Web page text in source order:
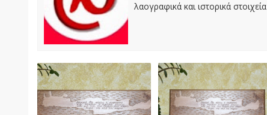
λαογραφικά και ιστορικά στοιχεία